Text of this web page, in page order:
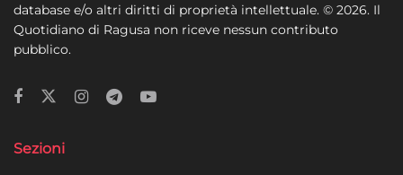
database e/o altri diritti di proprietà intellettuale. © 2026. Il
Quotidiano di Ragusa non riceve nessun contributo
pubblico.
Sezioni